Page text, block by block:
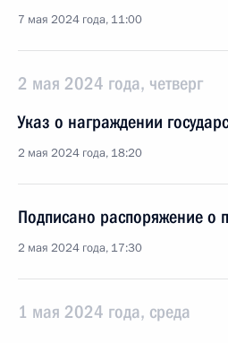
7 мая 2024 года, 11:00
2 мая 2024 года, четверг
Указ о награждении
2 мая 2024 года, 18:20
Подписано распоряжение о
2 мая 2024 года, 17:30
1 мая 2024 года, среда